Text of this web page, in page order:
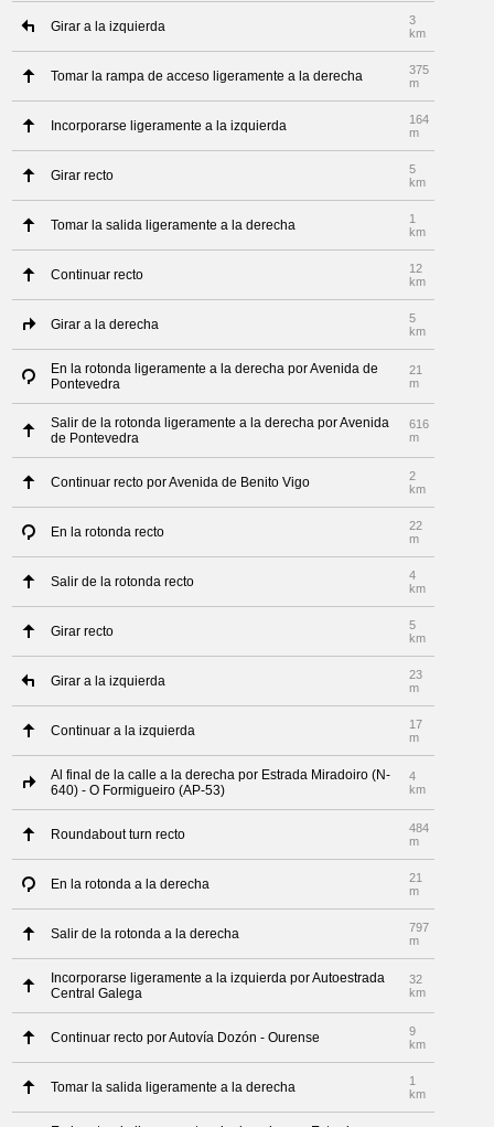
Girar a la izquierda
3
km
Tomar la rampa de acceso ligeramente a la derecha
375
m
Incorporarse ligeramente a la izquierda
164
m
Girar recto
5
km
Tomar la salida ligeramente a la derecha
1
km
Continuar recto
12
km
Girar a la derecha
5
km
En la rotonda ligeramente a la derecha por Avenida de
Pontevedra
21
m
Salir de la rotonda ligeramente a la derecha por Avenida
de Pontevedra
616
m
Continuar recto por Avenida de Benito Vigo
2
km
En la rotonda recto
22
m
Salir de la rotonda recto
4
km
Girar recto
5
km
Girar a la izquierda
23
m
Continuar a la izquierda
17
m
Al final de la calle a la derecha por Estrada Miradoiro (N-
640) - O Formigueiro (AP-53)
4
km
Roundabout turn recto
484
m
En la rotonda a la derecha
21
m
Salir de la rotonda a la derecha
797
m
Incorporarse ligeramente a la izquierda por Autoestrada
Central Galega
32
km
Continuar recto por Autovía Dozón - Ourense
9
km
Tomar la salida ligeramente a la derecha
1
km